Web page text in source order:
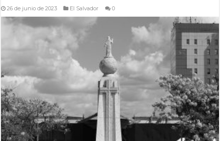
26 de junio de 2023 El Salvador 0